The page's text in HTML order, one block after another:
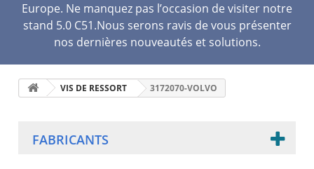
Europe. Ne manquez pas l’occasion de visiter notre
stand 5.0 C51.Nous serons ravis de vous présenter
nos dernières nouveautés et solutions.
VIS DE RESSORT 3172070-VOLVO
FABRICANTS